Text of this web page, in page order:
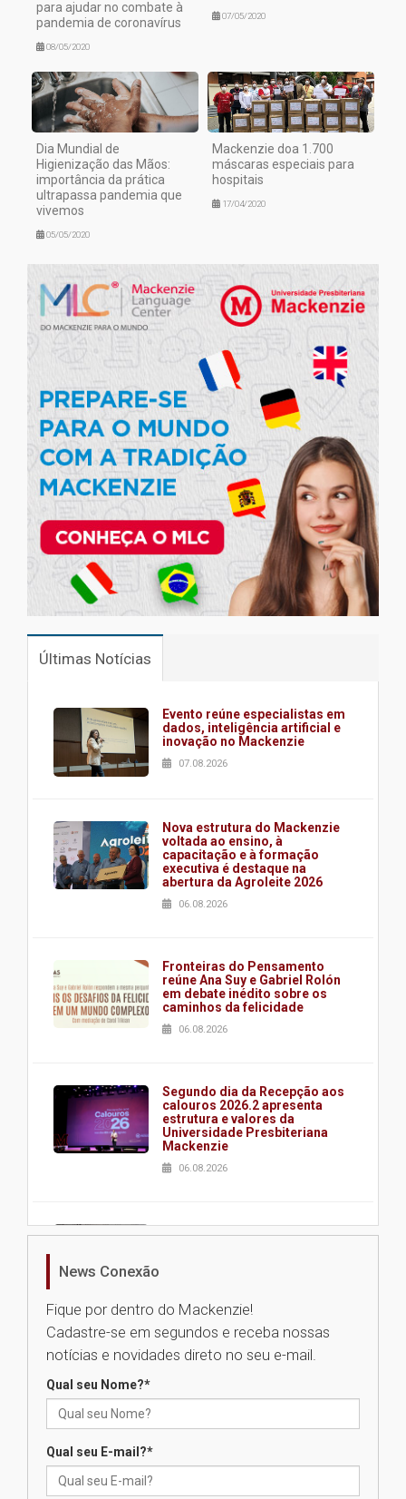
para ajudar no combate à
pandemia de coronavírus
08/05/2020
07/05/2020
Dia Mundial de
Higienização das Mãos:
importância da prática
ultrapassa pandemia que
vivemos
05/05/2020
Mackenzie doa 1.700
máscaras especiais para
hospitais
17/04/2020
Últimas Notícias
Evento reúne especialistas em
dados, inteligência artificial e
inovação no Mackenzie
07.08.2026
Nova estrutura do Mackenzie
voltada ao ensino, à
capacitação e à formação
executiva é destaque na
abertura da Agroleite 2026
06.08.2026
Fronteiras do Pensamento
reúne Ana Suy e Gabriel Rolón
em debate inédito sobre os
caminhos da felicidade
06.08.2026
Segundo dia da Recepção aos
calouros 2026.2 apresenta
estrutura e valores da
Universidade Presbiteriana
Mackenzie
06.08.2026
Nova apresentação do Centro
Universidade Mackenzie
realizará nova edição da Feira
das novas tecnologias em
News Conexão
Fique por dentro do Mackenzie!
Cadastre-se em segundos e receba nossas
notícias e novidades direto no seu e-mail.
Qual seu Nome?*
Qual seu E-mail?*